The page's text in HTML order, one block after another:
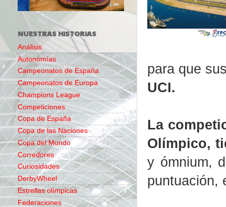
para que
UCI.
La
Olímpico,
y ómnium,
puntuación,
NUESTRAS HISTORIAS
Análisis
Autonomías
Campeonatos de España
Campeonatos de Europa
Champions League
Competiciones
Copa de España
Copa de las Naciones
Copa del Mundo
Corredores
Curiosidades
DerbyWheel
Estrellas olímpicas
Federaciones